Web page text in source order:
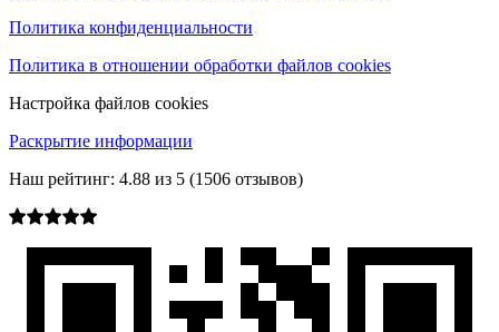
Политика конфиденциальности
Политика в отношении обработки файлов cookies
Настройка файлов cookies
Раскрытие информации
Наш рейтинг: 4.88 из 5 (1506 отзывов)